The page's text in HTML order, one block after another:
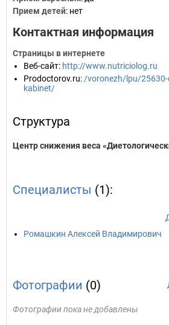
Прием детей: нет
Контактная информация
Страницы в интернете
Веб-сайт: http://www.nutriciolog.ru
Prodoctorov.ru: /voronezh/lpu/25630-
kabinet/
Структура
Центр снижения веса
Специалисты (1):
Ромашкин Алексей Владимирович
Фотографии (0)
Фотографии пока не добавлены